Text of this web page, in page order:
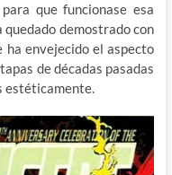
que funcionase esa
demostrado con
ha envejecido el aspecto
de décadas pasadas
estéticamente.